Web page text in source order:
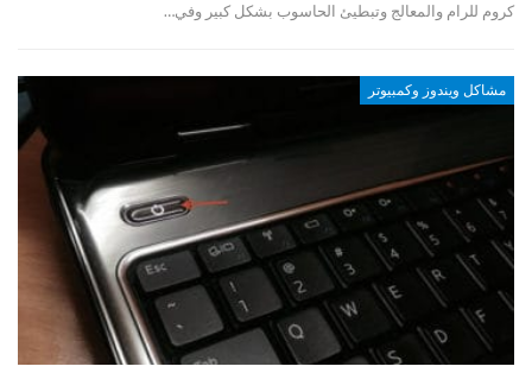
كروم للرام والمعالج وتبطيئ الحاسوب بشكل كبير وفي…
مشاكل ويندوز وكمبيوتر